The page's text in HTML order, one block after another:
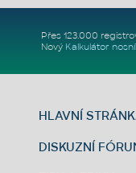
Přes 123.000
Nový Kalkulátor
HLAVNÍ
DISKUZNÍ